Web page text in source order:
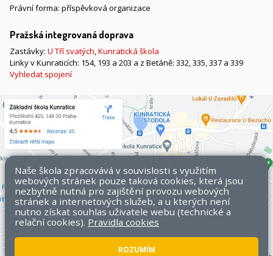
Právní forma: příspěvková organizace
Pražská integrovaná doprava
Zastávky: U Tří svatých,Kunratická škola
Linky v Kunraticích: 154, 193 a 203 a z Betáně: 332, 335, 337 a 339
Vyhledat spojení
Naše škola zpracovává v souvislosti s využitím
webových stránek pouze taková cookies, která jsou
nezbytně nutná pro zajištění provozu webových
stránek a internetových služeb, a u kterých není
nutno získat souhlas uživatele webu (technické a
relační cookies). Pravidla cookies
ROZUMÍM